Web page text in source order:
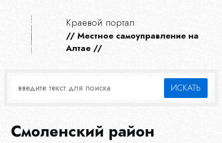
Краевой портал
// Местное самоуправление на
Алтае //
Смоленский район